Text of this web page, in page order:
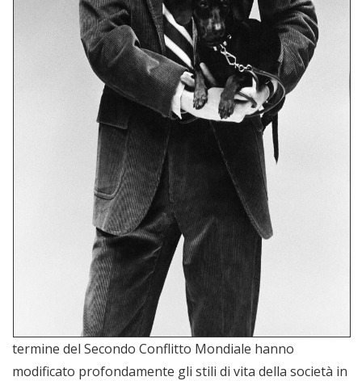
termine del Secondo Conflitto Mondiale hanno
modificato profondamente gli stili di vita della società in